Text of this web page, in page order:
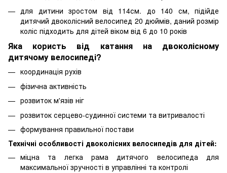
для дитини зростом від 114см. до 140 см, підійде
дитячий двоколісний велосипед 20 дюймів, даний розмір
коліс підходить для дітей віком від 6 до 10 років
Яка користь від катання на двоколісному
дитячому велосипеді?
координація рухів
фізична активність
розвиток м'язів ніг
розвиток серцево-судинної системи та витривалості
формування правильної постави
Технічні особливості двоколісних велосипедів для дітей:
міцна та легка рама дитячого велосипеда для
максимальної зручності в управлінні та контролі